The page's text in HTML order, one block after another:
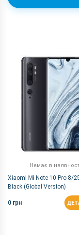
Немає в
Xiaomi Mi Note 10 Pro 8/
Black (Global Version)
0 грн